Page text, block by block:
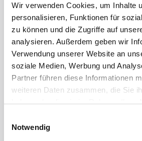
Wir verwenden Cookies, um Inhalte
personalisieren, Funktionen für
zu können und die Zugriffe auf
analysieren. Außerdem geben wir
Verwendung unserer Website an
soziale Medien, Werbung und
Partner führen diese Informationen
weiteren Daten zusammen, die Sie
haben oder die sie im Rahmen Ihrer
Notwendig
27,0
8. Mai 2026 24. Juni 2026
24 Std. 7T 1M